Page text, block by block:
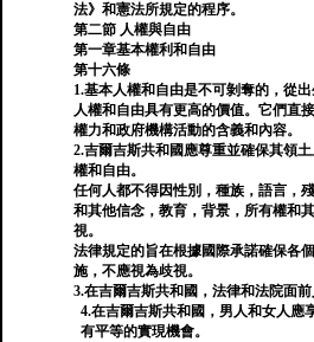
法》和憲法所規定的程序。
第二節 人權與自由
第一章基本權利和自由
第十六條
1.基本人權和自由是不可剝奪的，從出
人權和自由具有更高的價值。它們直
權力和政府機構活動的含義和內容。
2.吉爾吉斯共和國應尊重並確保其領
權和自由。
任何人都不得因性別，種族，語言，
和其他信念，教育，背景，所有權和
視。
法律規定的旨在根據國際承諾確保各
施，不應視為歧視。
3.在吉爾吉斯共和國，法律和法院面前
4.在吉爾吉斯共和國，男人和女人應
有平等的實現機會。